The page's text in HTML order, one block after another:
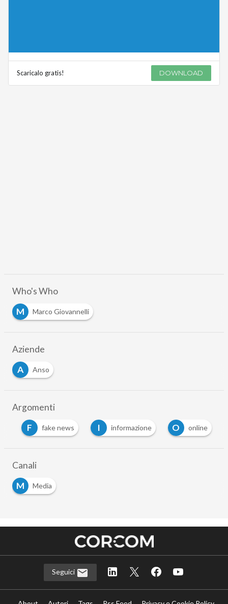
Scaricalo gratis! DOWNLOAD
Who's Who
M
Marco Giovannelli
Aziende
A
Anso
Argomenti
F fake news I informazione O online
Canali
M
Media
Seguici